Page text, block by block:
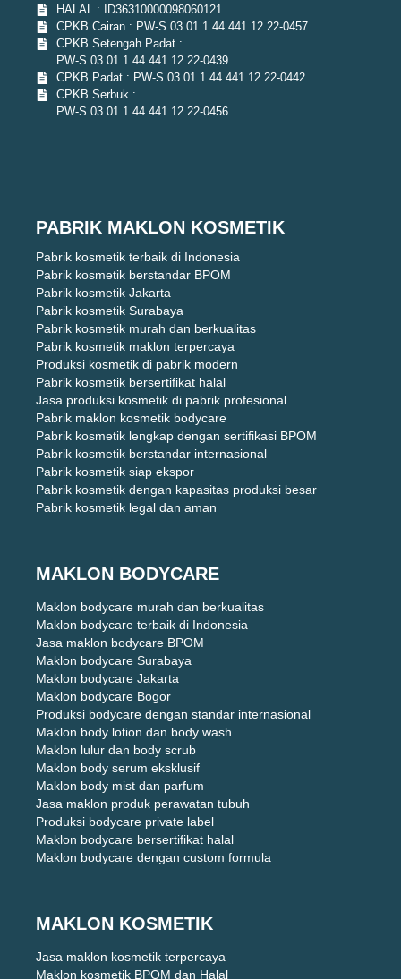
HALAL : ID36310000098060121
CPKB Cairan : PW-S.03.01.1.44.441.12.22-0457
CPKB Setengah Padat :
PW-S.03.01.1.44.441.12.22-0439
CPKB Padat : PW-S.03.01.1.44.441.12.22-0442
CPKB Serbuk :
PW-S.03.01.1.44.441.12.22-0456
PABRIK MAKLON KOSMETIK
Pabrik kosmetik terbaik di Indonesia
Pabrik kosmetik berstandar BPOM
Pabrik kosmetik Jakarta
Pabrik kosmetik Surabaya
Pabrik kosmetik murah dan berkualitas
Pabrik kosmetik maklon terpercaya
Produksi kosmetik di pabrik modern
Pabrik kosmetik bersertifikat halal
Jasa produksi kosmetik di pabrik profesional
Pabrik maklon kosmetik bodycare
Pabrik kosmetik lengkap dengan sertifikasi BPOM
Pabrik kosmetik berstandar internasional
Pabrik kosmetik siap ekspor
Pabrik kosmetik dengan kapasitas produksi besar
Pabrik kosmetik legal dan aman
MAKLON BODYCARE
Maklon bodycare murah dan berkualitas
Maklon bodycare terbaik di Indonesia
Jasa maklon bodycare BPOM
Maklon bodycare Surabaya
Maklon bodycare Jakarta
Maklon bodycare Bogor
Produksi bodycare dengan standar internasional
Maklon body lotion dan body wash
Maklon lulur dan body scrub
Maklon body serum eksklusif
Maklon body mist dan parfum
Jasa maklon produk perawatan tubuh
Produksi bodycare private label
Maklon bodycare bersertifikat halal
Maklon bodycare dengan custom formula
MAKLON KOSMETIK
Jasa maklon kosmetik terpercaya
Maklon kosmetik BPOM dan Halal